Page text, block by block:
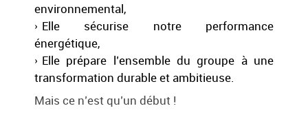
environnemental,
Elle sécurise notre performance
énergétique,
Elle prépare l’ensemble du groupe à une
transformation durable et ambitieuse.
Mais ce n’est qu’un début !